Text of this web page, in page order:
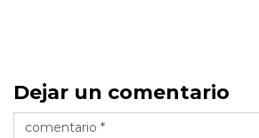
Dejar un comentario